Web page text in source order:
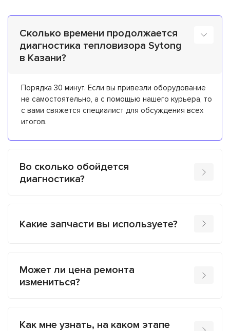
Сколько времени продолжается
диагностика тепловизора Sytong
в Казани?
Порядка 30 минут. Если вы привезли оборудование
не самостоятельно, а с помощью нашего курьера, то
с вами свяжется специалист для обсуждения всех
итогов.
Во сколько обойдется
диагностика?
Какие запчасти вы используете?
Может ли цена ремонта
измениться?
Как мне узнать, на каком этапе